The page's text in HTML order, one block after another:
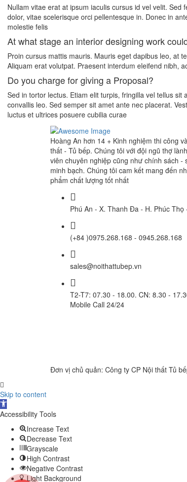
Nullam vitae erat at ipsum iaculis cursus id vel velit.
dolor, vitae scelerisque orci pellentesque in. Donec in
molestie felis
At what stage an interior designing work
Proin cursus mattis mauris. Mauris eget dapibus leo, at
Aliquam erat volutpat. Praesent interdum eleifend nibh,
Do you charge for giving a Proposal?
Sed in tortor lectus. Etiam elit turpis, fringilla vel tellus sit
convallis leo. Sed semper sit amet ante nec placerat.
luctus et ultrices posuere cubilia curae
Hoàng An hơn 14 + Kinh nghiệm thi công
thất - Tủ bếp. Chúng tôi với đội ngũ thợ
viên chuyên nghiệp cũng như chính sách -
minh bạch. Chúng tôi cam kết mang đến
phẩm chất lượng tốt nhất
Phú An - X. Thanh Đa - H. Phúc Thọ
(+84 )0975.268.168 - 0945.268.168
sales@noithattubep.vn
T2-T7: 07.30 - 18.00. CN: 8.30 -
Mobile Call 24/24
Đơn vị chủ quản: Công ty CP Nội thất Tủ
Skip to content
Open
toolbar
Accessibility Tools
Increase Text
Decrease Text
Grayscale
High Contrast
Negative Contrast
Light Background